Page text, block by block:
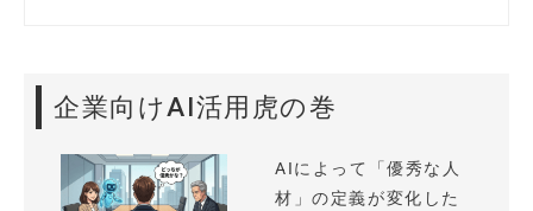
企業向けAI活用虎の巻
AIによって「優秀な人
材」の定義が変化した